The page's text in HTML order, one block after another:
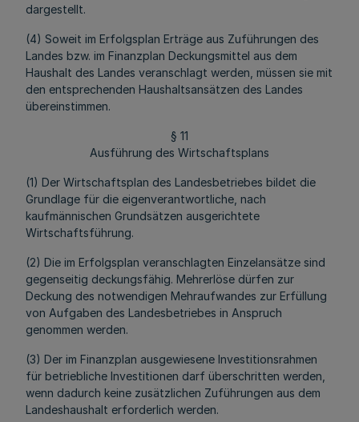
dargestellt.
(4) Soweit im Erfolgsplan Erträge aus Zuführungen des
Landes bzw. im Finanzplan Deckungsmittel aus dem
Haushalt des Landes veranschlagt werden, müssen sie mit
den entsprechenden Haushaltsansätzen des Landes
übereinstimmen.
§ 11
Ausführung des Wirtschaftsplans
(1) Der Wirtschaftsplan des Landesbetriebes bildet die
Grundlage für die eigenverantwortliche, nach
kaufmännischen Grundsätzen ausgerichtete
Wirtschaftsführung.
(2) Die im Erfolgsplan veranschlagten Einzelansätze sind
gegenseitig deckungsfähig. Mehrerlöse dürfen zur
Deckung des notwendigen Mehraufwandes zur Erfüllung
von Aufgaben des Landesbetriebes in Anspruch
genommen werden.
(3) Der im Finanzplan ausgewiesene Investitionsrahmen
für betriebliche Investitionen darf überschritten werden,
wenn dadurch keine zusätzlichen Zuführungen aus dem
Landeshaushalt erforderlich werden.